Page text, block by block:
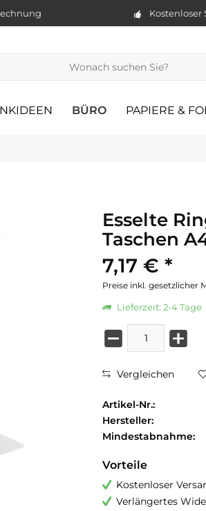
Kostenloser
BÜRO PAPIERE &
Esselte
Taschen
7,17 € *
Preise inkl. gesetzlicher
Lieferzeit: 2-4 Tage
Vergleichen
Artikel-Nr.:
Hersteller:
Mindestabnahme:
Vorteile
Kostenloser
Verlängertes